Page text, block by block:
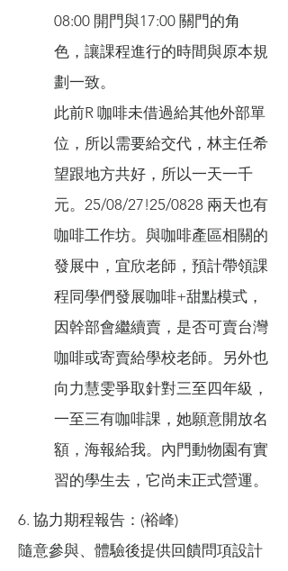
08:00 開門與17:00 關門的角
色，讓課程進行的時間與原本規
劃一致。
此前R 咖啡未借過給其他外部單
位，所以需要給交代，林主任希
望跟地方共好，所以一天一千
元。25/08/27!25/0828 兩天也有
咖啡工作坊。與咖啡產區相關的
發展中，宜欣老師，預計帶領課
程同學們發展咖啡+甜點模式，
因幹部會繼續賣，是否可賣台灣
咖啡或寄賣給學校老師。另外也
向力慧雯爭取針對三至四年級，
一至三有咖啡課，她願意開放名
額，海報給我。內門動物園有實
習的學生去，它尚未正式營運。
6. 協力期程報告：(裕峰)
隨意參與、體驗後提供回饋問項設計